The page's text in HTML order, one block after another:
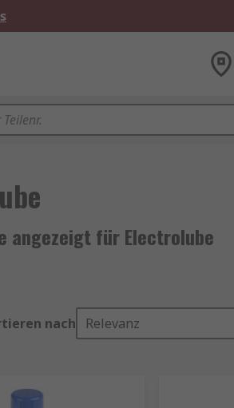
angezeigt für Electrolube
nach Relevanz